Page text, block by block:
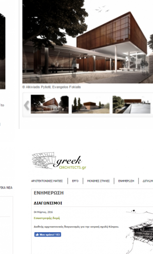
Competitionline
Inherent Simplisity